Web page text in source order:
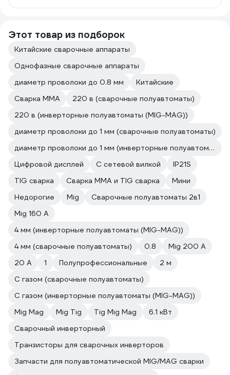
Этот товар из подборок
Китайские сварочные аппараты
Однофазные сварочные аппараты
диаметр проволоки до 0.8 мм
Китайские
Сварка ММА
220 в (сварочные полуавтоматы)
220 в (инверторные полуавтоматы (MIG-MAG))
диаметр проволоки до 1 мм (сварочные полуавтоматы)
диаметр проволоки до 1 мм (инверторные полуавтоматы (MIG-MAG))
Цифровой дисплей
С сетевой вилкой
IP21S
TIG сварка
Сварка ММА и TIG сварка
Мини
Недорогие
Mig
Сварочные полуавтоматы 2в1
Mig 160 A
4 мм (инверторные полуавтоматы (MIG-MAG))
4 мм (сварочные полуавтоматы)
0.8
Mig 200 A
20 А
1 Полупрофессиональные
2 м
С газом (сварочные полуавтоматы)
С газом (инверторные полуавтоматы (MIG-MAG))
Mig Mag
Mig Tig Tig Mig Mag
6.1 кВт
Сварочный инверторный
Транзисторы для сварочных инверторов
Запчасти для полуавтоматической MIG/MAG сварки